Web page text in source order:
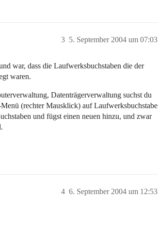
5. September 2004 um 07:03
3
war, dass die Laufwerksbuchstaben die der
waren.
Datenträgerverwaltung suchst du
(rechter Mausklick) auf Laufwerksbuchstabe
und fügst einen neuen hinzu, und zwar
6. September 2004 um 12:53
4